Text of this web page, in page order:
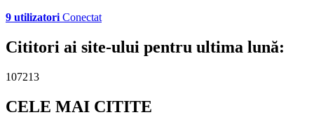
9 utilizatori Conectat
Cititori ai site-ului pentru ultima lună:
107213
CELE MAI CITITE